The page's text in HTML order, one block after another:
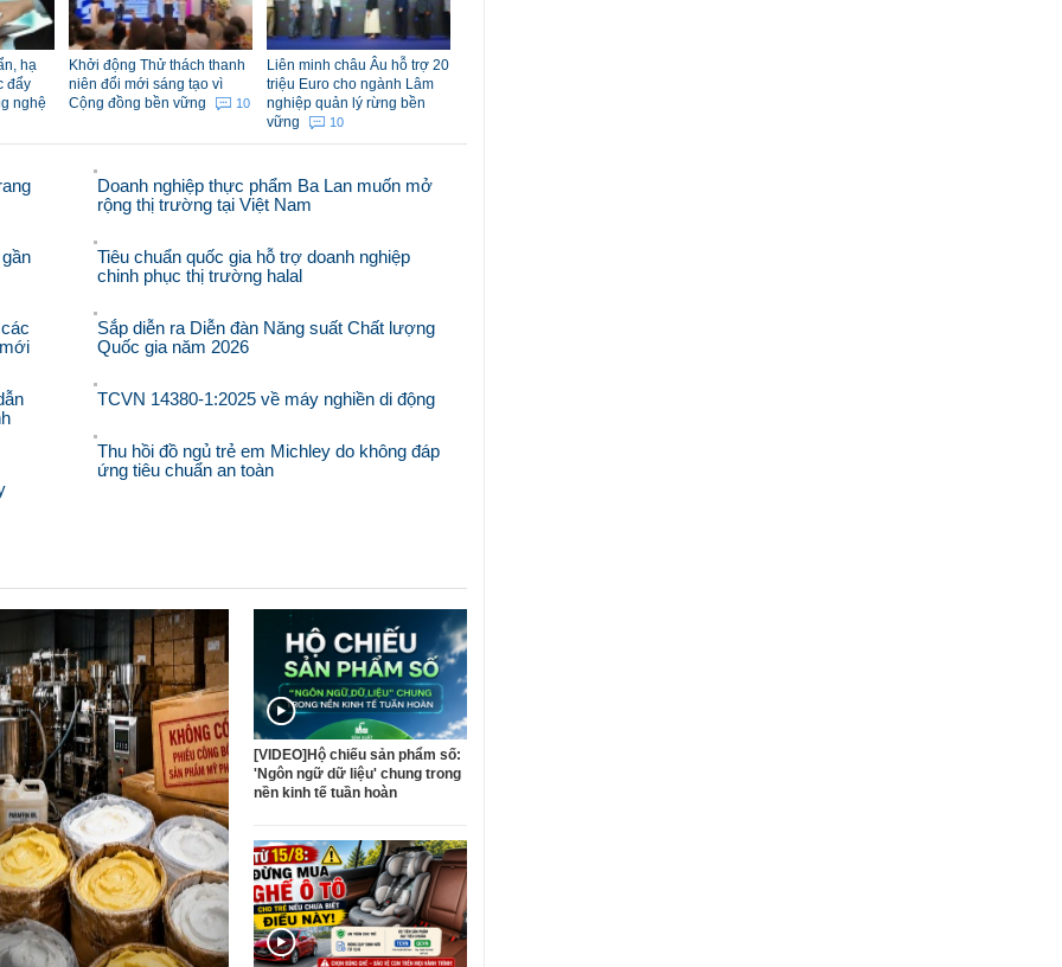
hạ
đẩy
nghệ
Khởi động Thử thách thanh
niên đổi mới sáng tạo vì
Cộng đồng bền vững
10
Liên minh châu Âu hỗ trợ 20
triệu Euro cho ngành Lâm
nghiệp quản lý rừng bền
vững
10
Doanh nghiệp thực phẩm Ba Lan muốn mở
rộng thị trường tại Việt Nam
Tiêu chuẩn quốc gia hỗ trợ doanh nghiệp
chinh phục thị trường halal
Sắp diễn ra Diễn đàn Năng suất Chất lượng
Quốc gia năm 2026
TCVN 14380-1:2025 về máy nghiền di động
Thu hồi đồ ngủ trẻ em Michley do không đáp
ứng tiêu chuẩn an toàn
[VIDEO]Hộ chiếu sản phẩm số:
'Ngôn ngữ dữ liệu' chung trong
nền kinh tế tuần hoàn